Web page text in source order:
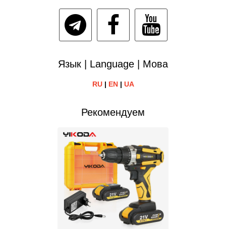
Язык | Language | Мова
RU| EN| UA
Рекомендуем